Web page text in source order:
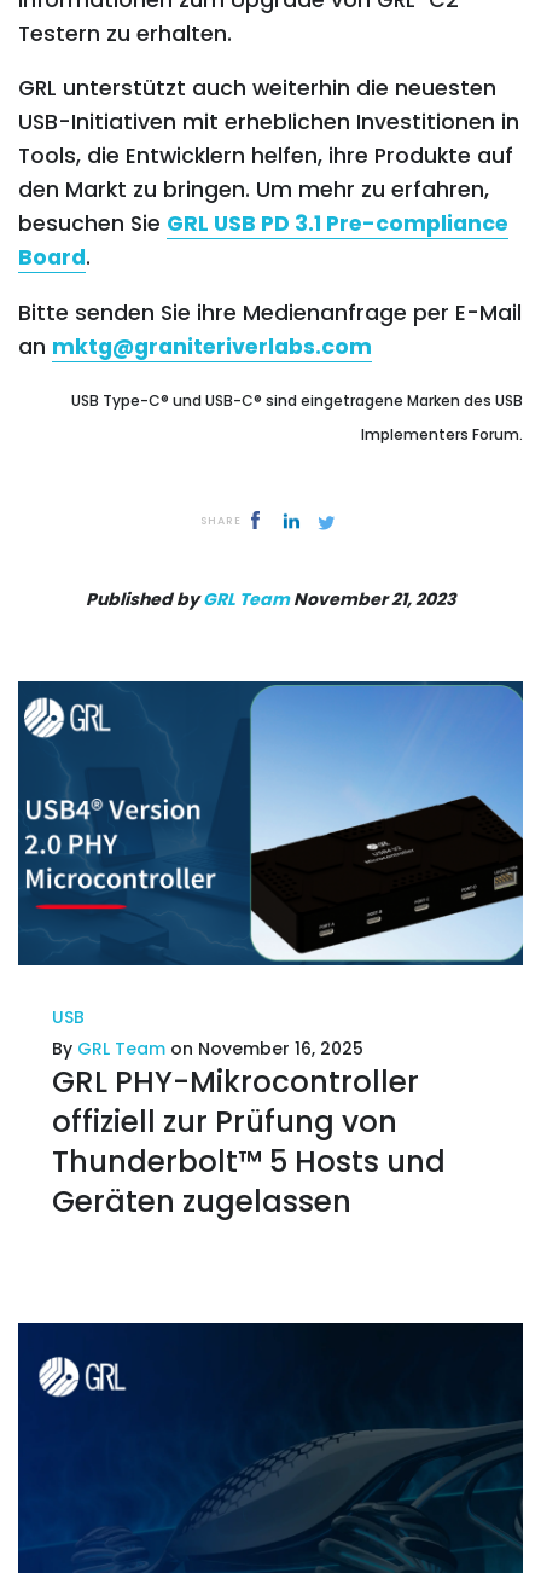
Testern zu erhalten.
GRL unterstützt auch weiterhin die neuesten
USB-Initiativen mit erheblichen Investitionen in
Tools, die Entwicklern helfen, ihre Produkte auf
den Markt zu bringen. Um mehr zu erfahren,
besuchen Sie GRL USB PD 3.1 Pre-compliance
Board.
Bitte senden Sie ihre Medienanfrage per E-Mail
an mktg@graniteriverlabs.com
USB Type-C® und USB-C® sind eingetragene Marken des USB
Implementers Forum.
SHARE
Published byGRL TeamNovember 21, 2023
USB
By GRL Team on November 16, 2025
GRL PHY-Mikrocontroller
offiziell zur Prüfung von
Thunderbolt™ 5 Hosts und
Geräten zugelassen